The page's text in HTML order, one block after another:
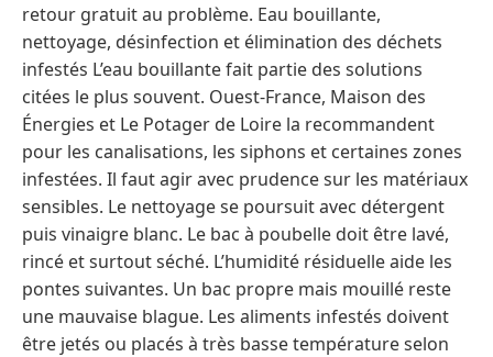
retour gratuit au problème. Eau bouillante,
nettoyage, désinfection et élimination des déchets
infestés L’eau bouillante fait partie des solutions
citées le plus souvent. Ouest-France, Maison des
Énergies et Le Potager de Loire la recommandent
pour les canalisations, les siphons et certaines zones
infestées. Il faut agir avec prudence sur les matériaux
sensibles. Le nettoyage se poursuit avec détergent
puis vinaigre blanc. Le bac à poubelle doit être lavé,
rincé et surtout séché. L’humidité résiduelle aide les
pontes suivantes. Un bac propre mais mouillé reste
une mauvaise blague. Les aliments infestés doivent
être jetés ou placés à très basse température selon